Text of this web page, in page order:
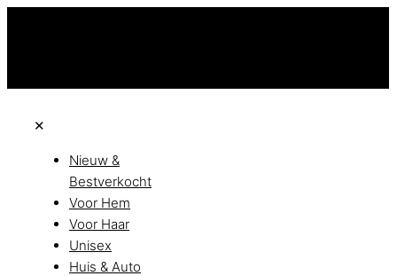
✕
Nieuw &
Bestverkocht
Voor Hem
Voor Haar
Unisex
Huis & Auto